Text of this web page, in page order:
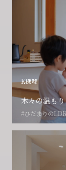
K様邸
木々の温も
#ひだまりの
会